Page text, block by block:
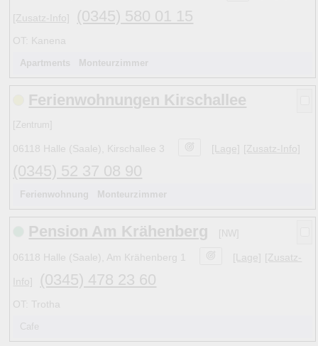
[Zusatz-Info] (0345) 580 01 15
OT: Kanena
Apartments Monteurzimmer
Ferienwohnungen Kirschallee
[Zentrum]
06118 Halle (Saale), Kirschallee 3 [Lage] [Zusatz-Info]
(0345) 52 37 08 90
Ferienwohnung Monteurzimmer
Pension Am Krähenberg [NW]
06118 Halle (Saale), Am Krähenberg 1 [Lage] [Zusatz-
Info] (0345) 478 23 60
OT: Trotha
Cafe